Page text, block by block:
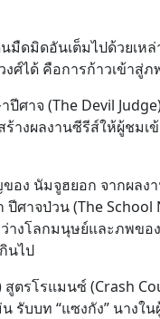
มืดมิดอันเต็มไปด้วยเ
ศ์ได้ คือการก้าวเข้าสู่
ศาจ (The Devil
างผลงานซีรีส์ให้ผู้ชม
ง นัมจูฮยอก จากผลงา
ศาจป่วน (The
างโลกมนุษย์และภพข
นไป
รโรแมนซ์ (Crash
รับบท “แซงกัง” นาง